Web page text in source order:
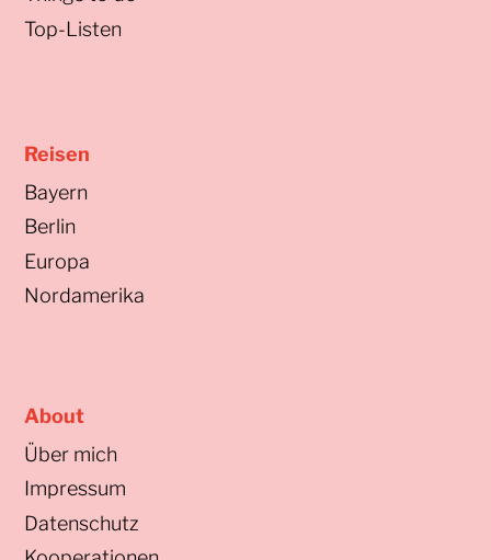
Top-Listen
Reisen
Bayern
Berlin
Europa
Nordamerika
About
Über mich
Impressum
Datenschutz